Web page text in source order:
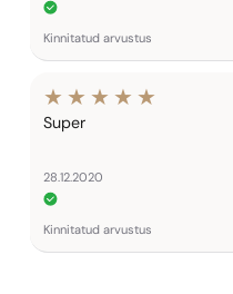
Kinnitatud arvustus
Super
28.12.2020
Kinnitatud arvustus